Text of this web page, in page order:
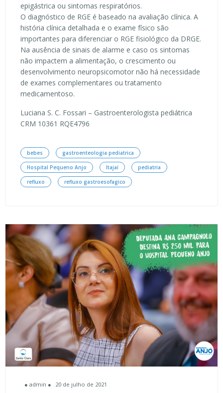
epigástrica ou sintomas respiratórios.
O diagnóstico de RGE é baseado na avaliação clínica. A
história clínica detalhada e o exame físico são
importantes para diferenciar o RGE fisiológico da DRGE.
Na ausência de sinais de alarme e caso os sintomas
não impactem a alimentação, o crescimento ou
desenvolvimento neuropsicomotor não há necessidade
de exames complementares ou tratamento
medicamentoso.
Luciana S. C. Fossari – Gastroenterologista pediátrica
CRM 10361 RQE4796
bebes gastroenteologia pediatrica
Hospital Pequeno Anjo Itajaí pediatria
refluxo refluxo gastroesofagico
● admin ● 20 de julho de 2021